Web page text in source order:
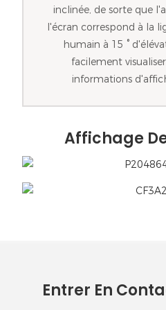
inclinée, de sorte que
l'écran correspond à la
humain à 15 °
facilement
informations
Affichage
Entrer En